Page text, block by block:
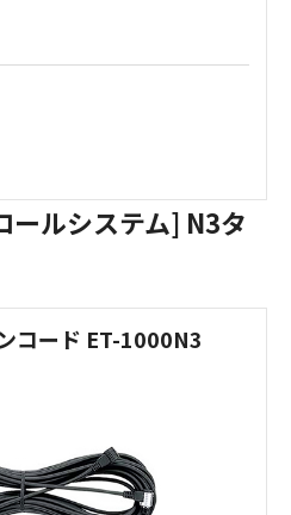
ールシステム] N3タ
コード ET-1000N3